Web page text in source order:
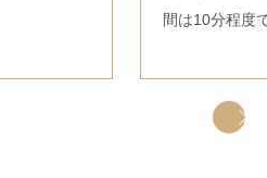
間は10分程度